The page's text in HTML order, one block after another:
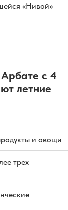
«Нивой»
с 4
летние
и овощи
трех